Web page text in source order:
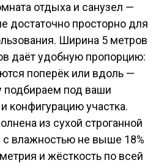
отдыха и санузел —
достаточно просторно для
Ширина 5 метров
даёт удобную пропорцию:
поперёк или вдоль —
подбираем под ваши
конфигурацию участка.
из сухой строганной
влажностью не выше 18%
и жёсткость по всей